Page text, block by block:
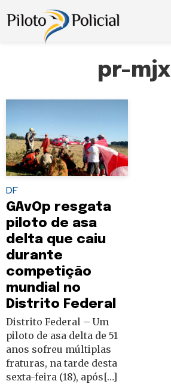
pr-mjx
DF
GAvOp resgata
piloto de asa
delta que caiu
durante
competição
mundial no
Distrito Federal
Distrito Federal – Um
piloto de asa delta de 51
anos sofreu múltiplas
fraturas, na tarde desta
sexta-feira (18), após[…]